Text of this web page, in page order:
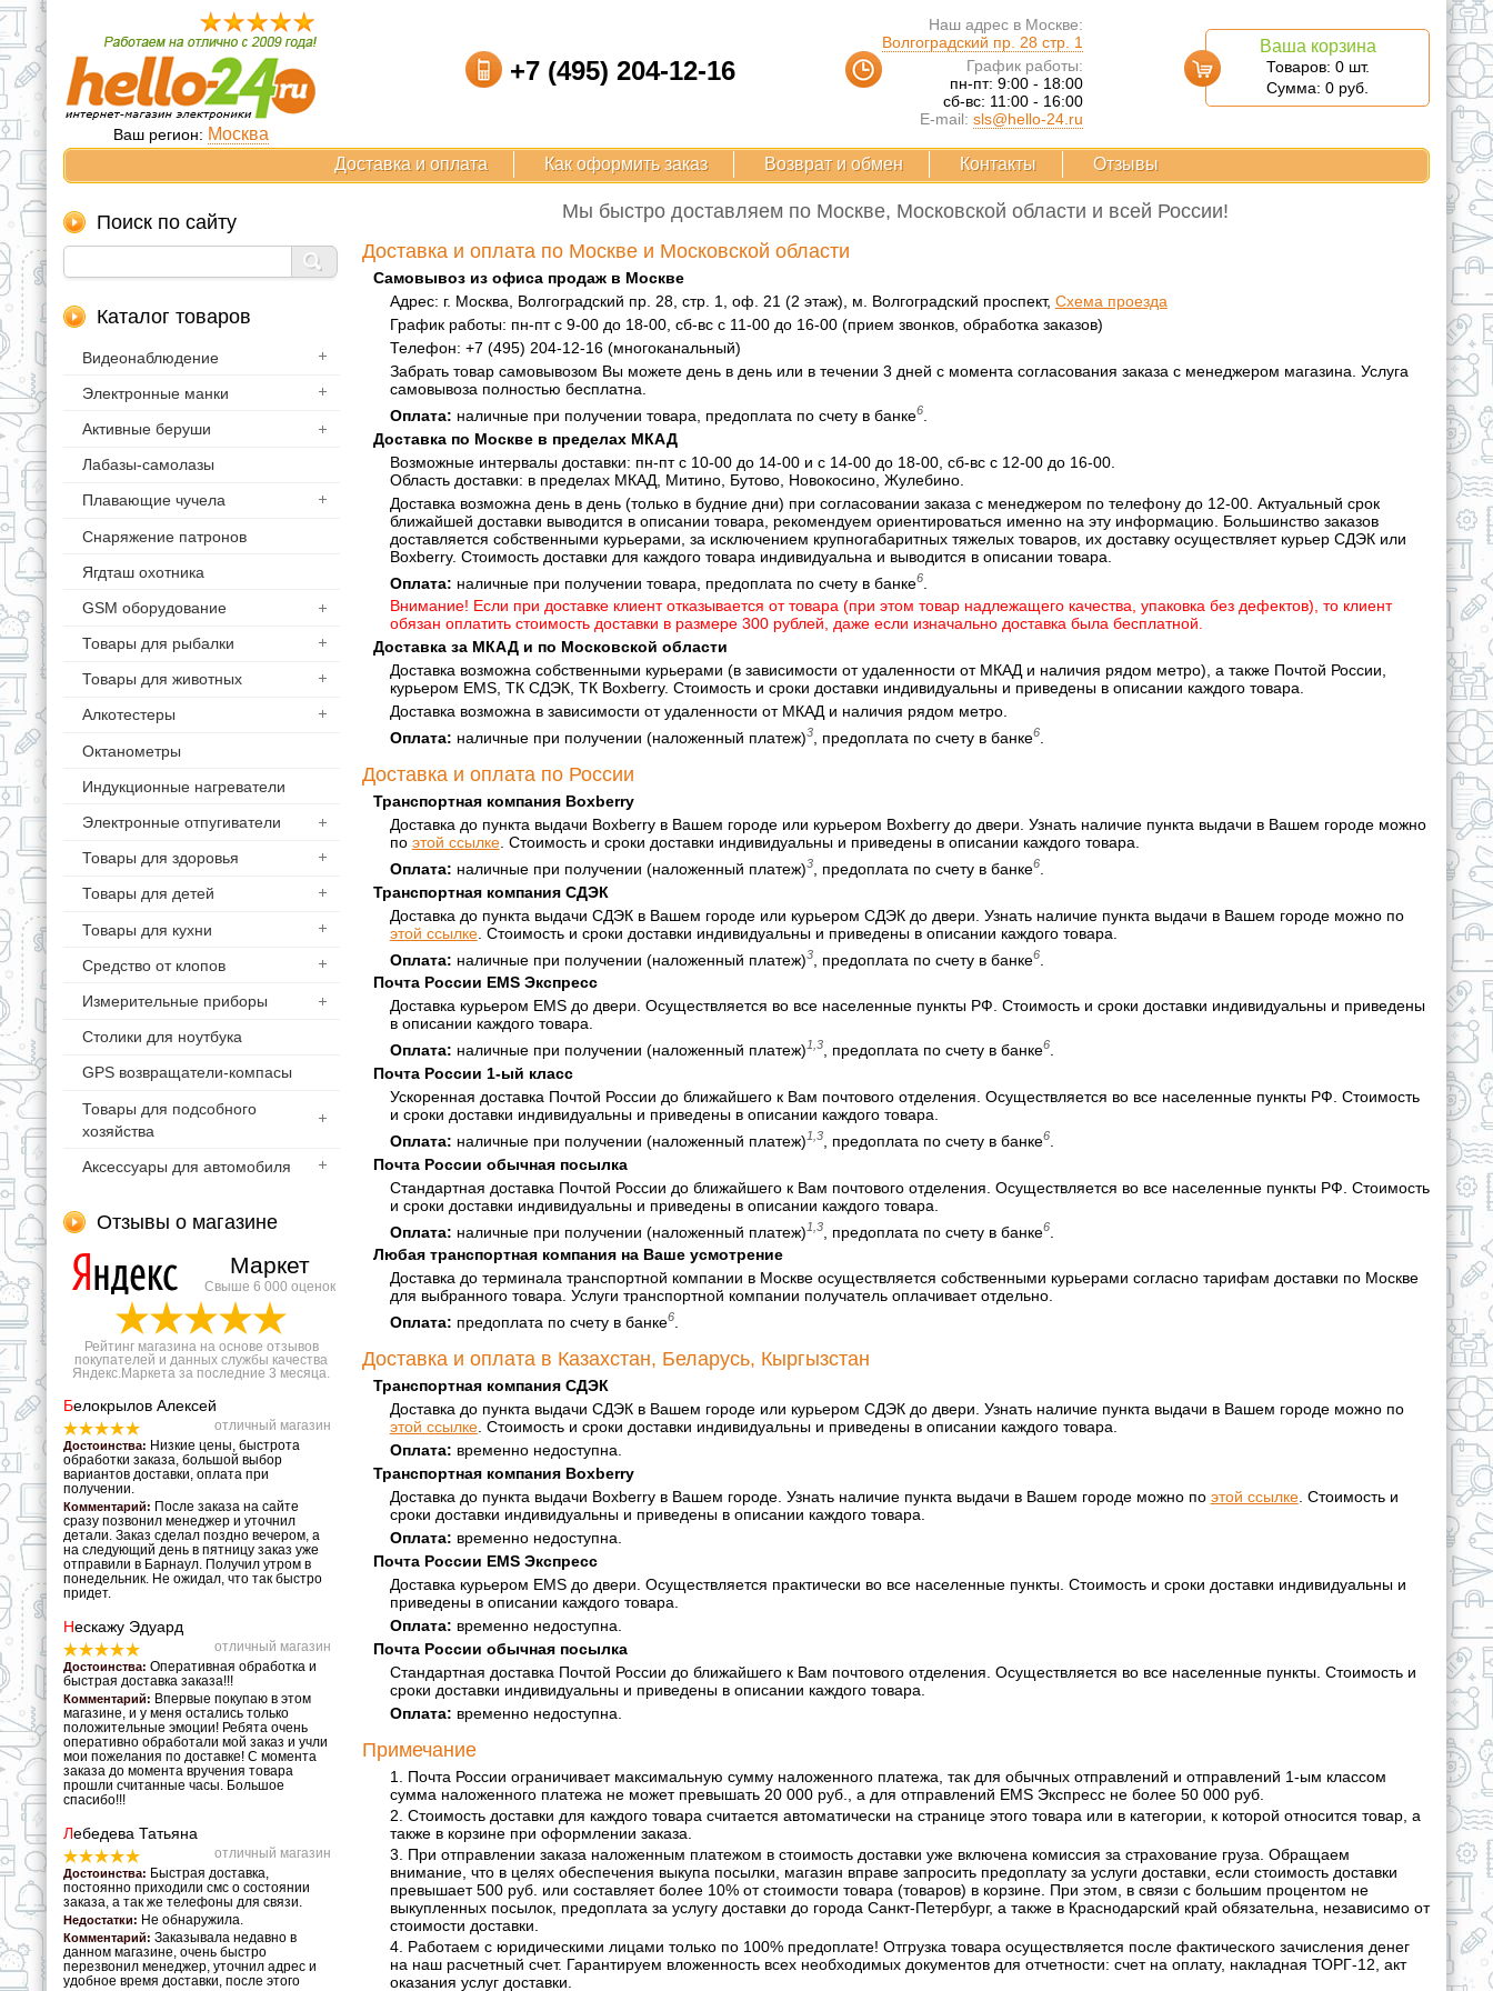
Ваш регион: Москва
+7 (495) 204-12-16
Наш адрес в Москве:
Волгоградский пр. 28 стр. 1
График работы:
пн-пт: 9:00 - 18:00
сб-вс: 11:00 - 16:00
E-mail: sls@hello-24.ru
Ваша корзина
Товаров: 0 шт.
Сумма: 0 руб.
Доставка и оплата Как оформить заказ Возврат и обмен Контакты Отзывы
Поиск по сайту
Каталог товаров
Видеонаблюдение
Электронные манки
Активные беруши
Лабазы-самолазы
Плавающие чучела
Снаряжение патронов
Ягдташ охотника
GSM оборудование
Товары для рыбалки
Товары для животных
Алкотестеры
Октанометры
Индукционные нагреватели
Электронные отпугиватели
Товары для здоровья
Товары для детей
Товары для кухни
Средство от клопов
Измерительные приборы
Столики для ноутбука
GPS возвращатели-компасы
Товары для подсобного
хозяйства
Аксессуары для автомобиля
Отзывы о магазине
Маркет
Свыше 6 000 оценок
Рейтинг магазина на основе отзывов
покупателей и данных службы качества
Яндекс.Маркета за последние 3 месяца.
Белокрылов Алексей
отличный магазин
Достоинства: Низкие цены, быстрота
обработки заказа, большой выбор
вариантов доставки, оплата при
получении.
Комментарий: После заказа на сайте
сразу позвонил менеджер и уточнил
детали. Заказ сделал поздно вечером, а
на следующий день в пятницу заказ уже
отправили в Барнаул. Получил утром в
понедельник. Не ожидал, что так быстро
придет.
Нескажу Эдуард
отличный магазин
Достоинства: Оперативная обработка и
быстрая доставка заказа!!!
Комментарий: Впервые покупаю в этом
магазине, и у меня остались только
положительные эмоции! Ребята очень
оперативно обработали мой заказ и учли
мои пожелания по доставке! С момента
заказа до момента вручения товара
прошли считанные часы. Большое
спасибо!!!
Лебедева Татьяна
отличный магазин
Достоинства: Быстрая доставка,
постоянно приходили смс о состоянии
заказа, а так же телефоны для связи.
Недостатки: Не обнаружила.
Комментарий: Заказывала недавно в
данном магазине, очень быстро
перезвонил менеджер, уточнил адрес и
удобное время доставки, после этого
Мы быстро доставляем по Москве, Московской области и всей России!
Доставка и оплата по Москве и Московской области
Самовывоз из офиса продаж в Москве
Адрес: г. Москва, Волгоградский пр. 28, стр. 1, оф. 21 (2 этаж), м. Волгоградский проспект, Схема проезда
График работы: пн-пт с 9-00 до 18-00, сб-вс с 11-00 до 16-00 (прием звонков, обработка заказов)
Телефон: +7 (495) 204-12-16 (многоканальный)
Забрать товар самовывозом Вы можете день в день или в течении 3 дней с момента согласования заказа с менеджером магазина. Услуга
самовывоза полностью бесплатна.
Оплата: наличные при получении товара, предоплата по счету в банке6.
Доставка по Москве в пределах МКАД
Возможные интервалы доставки: пн-пт с 10-00 до 14-00 и с 14-00 до 18-00, сб-вс с 12-00 до 16-00.
Область доставки: в пределах МКАД, Митино, Бутово, Новокосино, Жулебино.
Доставка возможна день в день (только в будние дни) при согласовании заказа с менеджером по телефону до 12-00. Актуальный срок
ближайшей доставки выводится в описании товара, рекомендуем ориентироваться именно на эту информацию. Большинство заказов
доставляется собственными курьерами, за исключением крупногабаритных тяжелых товаров, их доставку осуществляет курьер СДЭК или
Boxberry. Стоимость доставки для каждого товара индивидуальна и выводится в описании товара.
Оплата: наличные при получении товара, предоплата по счету в банке6.
Внимание! Если при доставке клиент отказывается от товара (при этом товар надлежащего качества, упаковка без дефектов), то клиент
обязан оплатить стоимость доставки в размере 300 рублей, даже если изначально доставка была бесплатной.
Доставка за МКАД и по Московской области
Доставка возможна собственными курьерами (в зависимости от удаленности от МКАД и наличия рядом метро), а также Почтой России,
курьером EMS, ТК СДЭК, ТК Boxberry. Стоимость и сроки доставки индивидуальны и приведены в описании каждого товара.
Доставка возможна в зависимости от удаленности от МКАД и наличия рядом метро.
Оплата: наличные при получении (наложенный платеж)3, предоплата по счету в банке6.
Доставка и оплата по России
Транспортная компания Boxberry
Доставка до пункта выдачи Boxberry в Вашем городе или курьером Boxberry до двери. Узнать наличие пункта выдачи в Вашем городе можно
по этой ссылке. Стоимость и сроки доставки индивидуальны и приведены в описании каждого товара.
Оплата: наличные при получении (наложенный платеж)3, предоплата по счету в банке6.
Транспортная компания СДЭК
Доставка до пункта выдачи СДЭК в Вашем городе или курьером СДЭК до двери. Узнать наличие пункта выдачи в Вашем городе можно по
этой ссылке. Стоимость и сроки доставки индивидуальны и приведены в описании каждого товара.
Оплата: наличные при получении (наложенный платеж)3, предоплата по счету в банке6.
Почта России EМS Экспресс
Доставка курьером EMS до двери. Осуществляется во все населенные пункты РФ. Стоимость и сроки доставки индивидуальны и приведены
в описании каждого товара.
Оплата: наличные при получении (наложенный платеж)1,3, предоплата по счету в банке6.
Почта России 1-ый класс
Ускоренная доставка Почтой России до ближайшего к Вам почтового отделения. Осуществляется во все населенные пункты РФ. Стоимость
и сроки доставки индивидуальны и приведены в описании каждого товара.
Оплата: наличные при получении (наложенный платеж)1,3, предоплата по счету в банке6.
Почта России обычная посылка
Стандартная доставка Почтой России до ближайшего к Вам почтового отделения. Осуществляется во все населенные пункты РФ. Стоимость
и сроки доставки индивидуальны и приведены в описании каждого товара.
Оплата: наличные при получении (наложенный платеж)1,3, предоплата по счету в банке6.
Любая транспортная компания на Ваше усмотрение
Доставка до терминала транспортной компании в Москве осуществляется собственными курьерами согласно тарифам доставки по Москве
для выбранного товара. Услуги транспортной компании получатель оплачивает отдельно.
Оплата: предоплата по счету в банке6.
Доставка и оплата в Казахстан, Беларусь, Кыргызстан
Транспортная компания СДЭК
Доставка до пункта выдачи СДЭК в Вашем городе или курьером СДЭК до двери. Узнать наличие пункта выдачи в Вашем городе можно по
этой ссылке. Стоимость и сроки доставки индивидуальны и приведены в описании каждого товара.
Оплата: временно недоступна
Транспортная компания Boxberry
Доставка до пункта выдачи Boxberry в Вашем городе. Узнать наличие пункта выдачи в Вашем городе можно по этой ссылке. Стоимость и
сроки доставки индивидуальны и приведены в описании каждого товара.
Оплата: временно недоступна
Почта России EМS Экспресс
Доставка курьером EMS до двери. Осуществляется практически во все населенные пункты. Стоимость и сроки доставки индивидуальны и
приведены в описании каждого товара.
Оплата: временно недоступна
Почта России обычная посылка
Стандартная доставка Почтой России до ближайшего к Вам почтового отделения. Осуществляется во все населенные пункты. Стоимость и
сроки доставки индивидуальны и приведены в описании каждого товара.
Оплата: временно недоступна
Примечание
1. Почта России ограничивает максимальную сумму наложенного платежа, так для обычных отправлений и отправлений 1-ым классом
сумма наложенного платежа не может превышать 20 000 руб., а для отправлений EMS Экспресс не более 50 000 руб.
2. Стоимость доставки для каждого товара считается автоматически на странице этого товара или в категории, к которой относится товар, а
также в корзине при оформлении заказа.
3. При отправлении заказа наложенным платежом в стоимость доставки уже включена комиссия за страхование груза. Обращаем
внимание, что в целях обеспечения выкупа посылки, магазин вправе запросить предоплату за услуги доставки, если стоимость доставки
превышает 500 руб. или составляет более 10% от стоимости товара (товаров) в корзине. При этом, в связи с большим процентом не
выкупленных посылок, предоплата за услугу доставки до города Санкт-Петербург, а также в Краснодарский край обязательна, независимо от
стоимости доставки.
4. Работаем с юридическими лицами только по 100% предоплате! Отгрузка товара осуществляется после фактического зачисления денег
на наш расчетный счет. Гарантируем вложенность всех необходимых документов для отчетности: счет на оплату, накладная ТОРГ-12, акт
оказания услуг доставки.